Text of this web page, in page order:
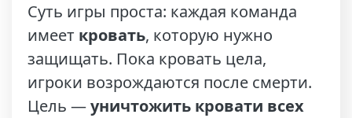
Суть игры проста: каждая команда
имеет кровать, которую нужно
защищать. Пока кровать цела,
игроки возрождаются после смерти.
Цель —уничтожить кровати всех